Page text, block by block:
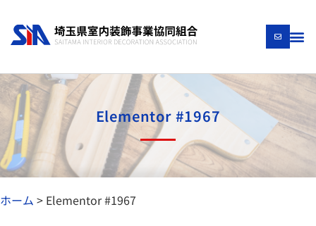
Elementor #1967
ホーム > Elementor #1967